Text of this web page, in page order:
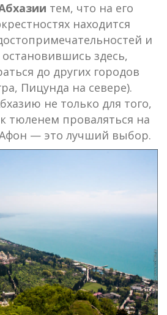
тем, что на его
находится
и
здесь,
до других городов
Пицунда на севере).
не только для того,
тюленем проваляться на
— это лучший выбор.